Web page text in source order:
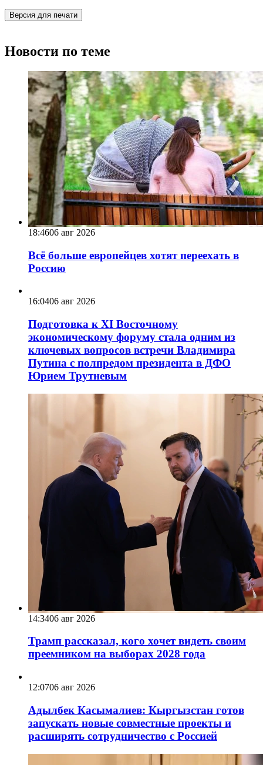
Версия для печати
Новости по теме
18:4606 авг 2026
Всё больше европейцев хотят переехать в
Россию
16:0406 авг 2026
Подготовка к XI Восточному
экономическому форуму стала одним из
ключевых вопросов встречи Владимира
Путина с полпредом президента в ДФО
Юрием Трутневым
14:3406 авг 2026
Трамп рассказал, кого хочет видеть своим
преемником на выборах 2028 года
12:0706 авг 2026
Адылбек Касымалиев: Кыргызстан готов
запускать новые совместные проекты и
расширять сотрудничество с Россией